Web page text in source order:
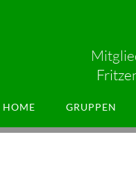
HOME GRUPPEN